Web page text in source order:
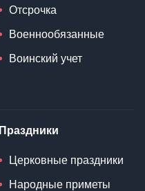
Отсрочка
Военнообязанные
Воинский учет
Праздники
Церковные праздники
Народные приметы